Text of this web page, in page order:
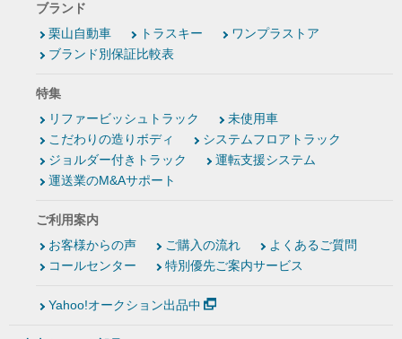
ブランド
栗山自動車
トラスキー
ワンプラストア
ブランド別保証比較表
特集
リファービッシュトラック
未使用車
こだわりの造りボディ
システムフロアトラック
ジョルダー付きトラック
運転支援システム
運送業のM&Aサポート
ご利用案内
お客様からの声
ご購入の流れ
よくあるご質問
コールセンター
特別優先ご案内サービス
Yahoo!オークション出品中